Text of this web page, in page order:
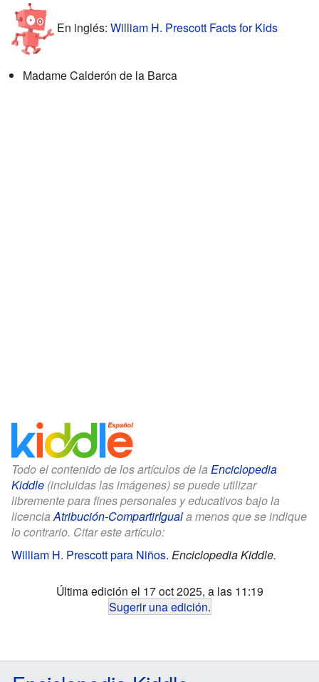
En inglés: William H. Prescott Facts for Kids
Madame Calderón de la Barca
Todo el contenido de los artículos de la Enciclopedia
Kiddle (incluidas las imágenes) se puede utilizar
libremente para fines personales y educativos bajo la
licenciaAtribución-CompartirIguala menos que se indique
lo contrario. Citar este artículo:
William H. Prescott para Niños. Enciclopedia Kiddle.
Última edición el 17 oct 2025, a las 11:19
Sugerir una edición.